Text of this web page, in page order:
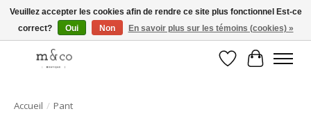
Livraison gratuite avec tout achat de 250$ et plus
Liste dePanier
Accueil / Pant
Veuillez accepter les cookies afin de rendre ce site plus fonctionnel Est-ce
correct?
Oui Non En savoir plus sur les témoins (cookies) »